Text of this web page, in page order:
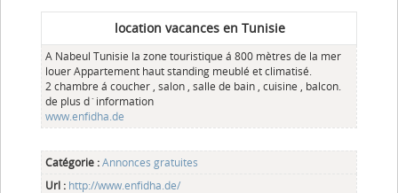
location vacances en Tunisie
A Nabeul Tunisie la zone touristique á 800 mètres de la mer
louer Appartement haut standing meublé et climatisé.
2 chambre á coucher , salon , salle de bain , cuisine , balcon.
de plus d´information
www.enfidha.de
Catégorie :Annonces gratuites
Url : http://www.enfidha.de/